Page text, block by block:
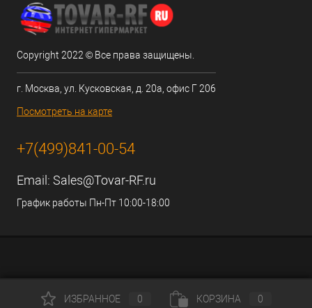
Copyright 2022 © Все права защищены.
г. Москва, ул. Кусковская, д. 20а, офис Г 206
Посмотреть на карте
+7(499)841-00-54
Email: Sales@Tovar-RF.ru
График работы Пн-Пт 10:00-18:00
ИЗБРАННОЕ 0 КОРЗИНА 0